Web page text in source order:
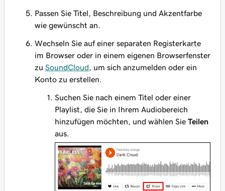
Passen Sie Titel, Beschreibung und Akzentfarbe
wie gewünscht an.
Wechseln Sie auf einer separaten Registerkarte
im Browser oder in einem eigenen Browserfenster
zu SoundCloud, um sich anzumelden oder ein
Konto zu erstellen.
Suchen Sie nach einem Titel oder einer
Playlist, die Sie in Ihrem Audiobereich
hinzufügen möchten, und wählen Sie Teilen
aus.